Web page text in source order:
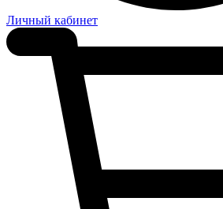
Личный кабинет